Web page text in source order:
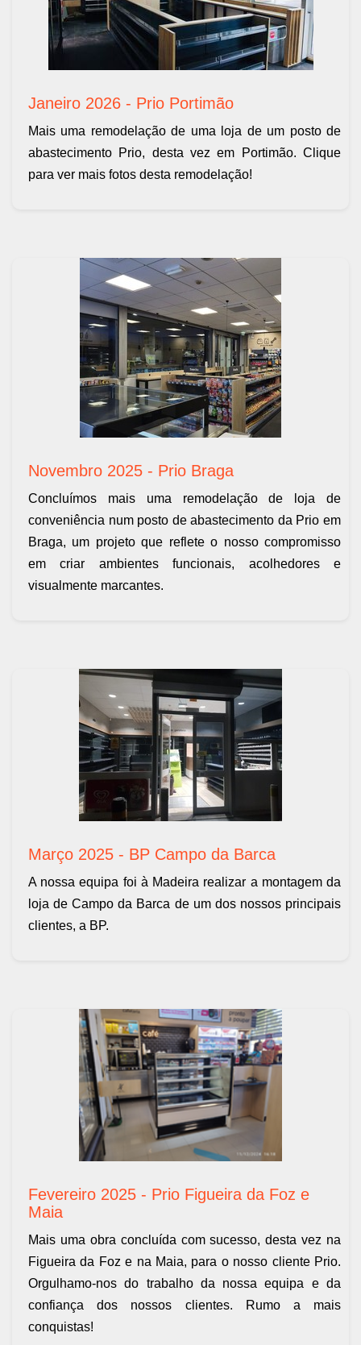
Janeiro 2026 - Prio Portimão
Mais uma remodelação de uma loja de um posto de
abastecimento Prio, desta vez em Portimão. Clique
para ver mais fotos desta remodelação!
Novembro 2025 - Prio Braga
Concluímos mais uma remodelação de loja de
conveniência num posto de abastecimento da Prio em
Braga, um projeto que reflete o nosso compromisso
em criar ambientes funcionais, acolhedores e
visualmente marcantes.
Março 2025 - BP Campo da Barca
A nossa equipa foi à Madeira realizar a montagem da
loja de Campo da Barca de um dos nossos principais
clientes, a BP.
Fevereiro 2025 - Prio Figueira da Foz e
Maia
Mais uma obra concluída com sucesso, desta vez na
Figueira da Foz e na Maia, para o nosso cliente Prio.
Orgulhamo-nos do trabalho da nossa equipa e da
confiança dos nossos clientes. Rumo a mais
conquistas!